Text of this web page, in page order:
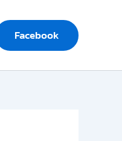
Facebook